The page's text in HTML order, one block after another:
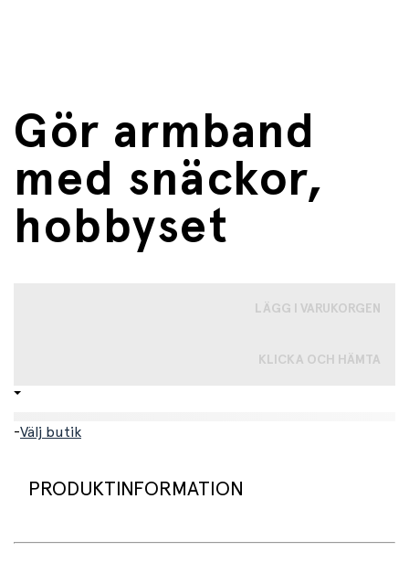
Gör armband
med snäckor,
hobbyset
LÄGG I VARUKORGEN
KLICKA OCH HÄMTA
-Välj butik
PRODUKTINFORMATION